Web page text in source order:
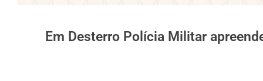
Em Desterro Polícia Militar